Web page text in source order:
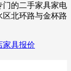
门的二手家具家电
北环路与金杯路
家具报价